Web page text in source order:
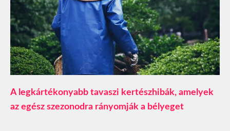
A legkártékonyabb tavaszi kertészhibák, amelyek
az egész szezonodra rányomják a bélyeget